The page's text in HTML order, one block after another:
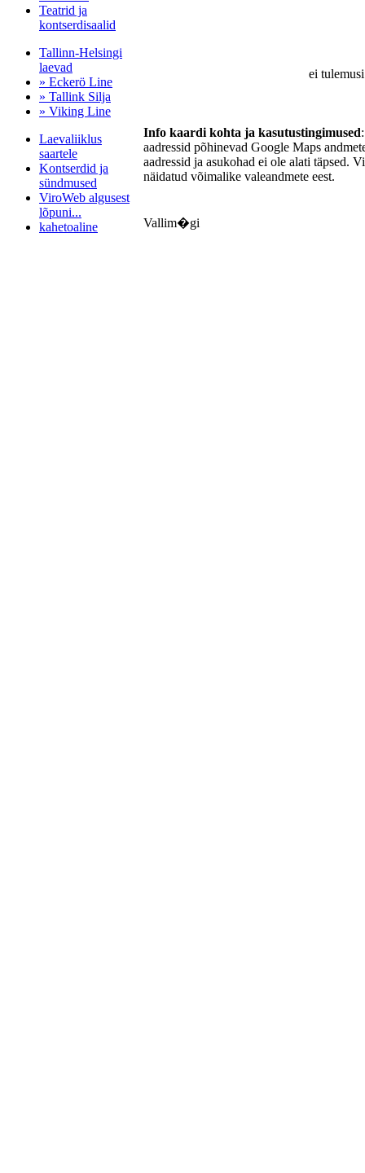
Teatrid ja
kontserdisaalid
Tallinn-Helsingi
laevad
» Eckerö Line
» Tallink Silja
» Viking Line
Laevaliiklus
saartele
Kontserdid ja
sündmused
ViroWeb algusest
lõpuni...
kahetoaline
ei
Info kaardi kohta ja kasutustingimused
aadressid põhinevad Google Maps
aadressid ja asukohad ei ole alati täpsed.
näidatud võimalike valeandmete eest.
Vallim�gi